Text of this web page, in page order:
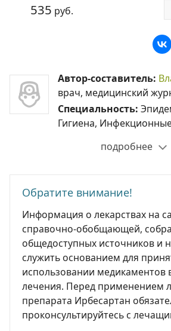
535 руб.
Автор-составитель:
врач, медицинский
Специальность:
Гигиена,
подробнее
Обратите внимание!
Информация о лекарствах на
справочно-обобщающей,
общедоступных источников и
служить основанием для
использовании медикаментов
лечения. Перед применением
препарата Ирбесартан
проконсультируйтесь с